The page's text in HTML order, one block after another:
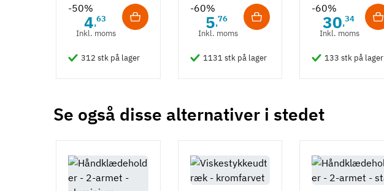
-50%
4,63
Inkl. moms
312 stk på lager
-60%
5,76
Inkl. moms
1131 stk på lager
-60%
30,34
Inkl. moms
133 stk på lager
Se også disse alternativer i stedet